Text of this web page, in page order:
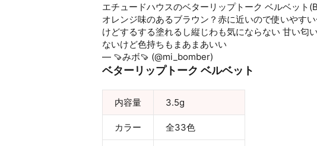
エチュードハウスのベターリップトーク ベルベット
オレンジ味のあるブラウン？赤に近いので使いやす
けどするする塗れるし縦じわも気にならない 甘い
ないけど色持ちもまあまあいい
— 🍠みボ🍠 (@mi_bomber)
ベターリップトーク ベルベット
内容量 3.5g
カラー 全33色